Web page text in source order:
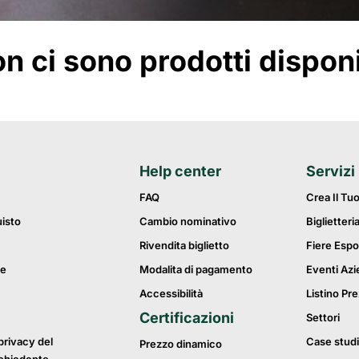
ci sono prodotti
del
Help center
FAQ
Cambio nominativo
Rivendita biglietto
Modalita di pagamento
Accessibilità
Certificazioni
Prezzo dinamico
Servizi
Crea Il
Biglietteria
Fiere
Eventi
Listino
Settori
Case